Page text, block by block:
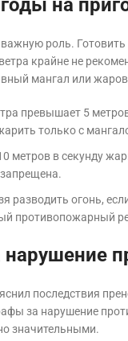
на
важную роль.
крайне не
мангал или
превышает 5
только с
метров в секунду
разводить огонь,
противопожарный
последствия
за нарушение
значительными.